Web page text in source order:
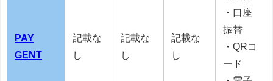
PAY
GENT
記載な
し
記載な
し
記載な
し
・口座
振替
・QRコ
ード